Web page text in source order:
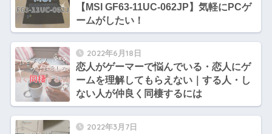
【MSI GF63-11UC-062JP】気軽にPCゲ
ームがしたい！
2022年6月18日
恋人がゲーマーで悩んでいる・恋人にゲ
ームを理解してもらえない｜する人・し
ない人が仲良く同棲するには
2022年3月7日